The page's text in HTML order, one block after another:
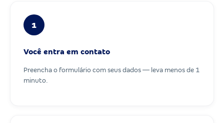
1
Você entra em contato
Preencha o formulário com seus dados — leva menos de 1
minuto.